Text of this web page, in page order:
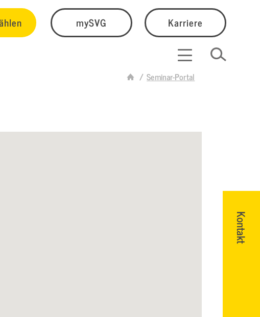
mySVG Karriere
Seminar-Portal
Kontakt